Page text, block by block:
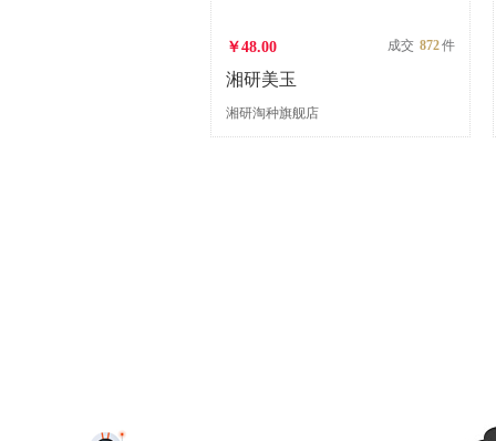
￥48.00 成交 872件
湘研美玉
湘研淘种旗舰店